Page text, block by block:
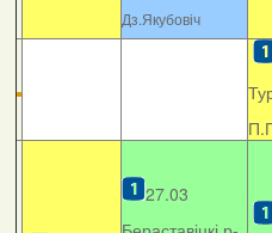
Дз.Якубовіч
27.03